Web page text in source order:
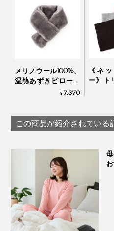
使い方は至ってシンプルです
温熱パッドとして使うなら
メリノウール100%、
温熱あずきピロー付
き「ボアマフラー」
¥7,370
《ネ
ー》ト
で冷
寒がり
この商品が紹介されている